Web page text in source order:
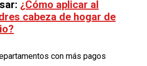
¿Cómo aplicar al
cabeza de hogar de
con más pagos